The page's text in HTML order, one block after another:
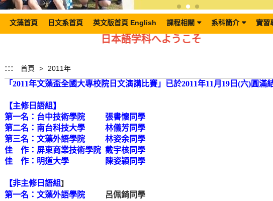
文藻首頁 日文系首頁 英文版首頁 English 課程相關 系科簡介 實習
日本語学科へようこそ
::: 首頁 2011年
「2011年文藻盃全國大專校院日文演講比賽」已於2011年11月19日(六)圓滿
【主修日 語組】
第一名：台中技術學院 張書懷同學
第二名：南台科技大學 林儀芳同學
第三名：文藻外語學院 林姿余同學
佳 作：屏東商業技術學院 戴宇核同學
佳 作：明道大學 陳姿穎同學
【非主修日語組 】
第一名：文藻外語學院 呂佩錡同學